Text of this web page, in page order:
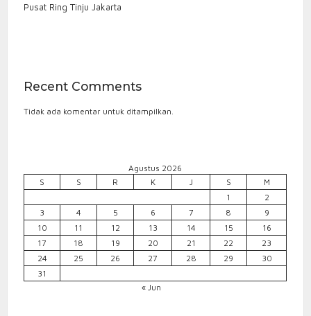
Pusat Ring Tinju Jakarta
Recent Comments
Tidak ada komentar untuk ditampilkan.
Agustus 2026
S
S R K J S
M
1
2
3
4 5 6 7 8
9
10
11 12 13 14 15
16
17
18 19 20 21 22
23
24
25 26 27 28 29
30
31
« Jun